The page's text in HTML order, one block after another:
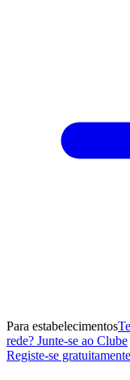
Para estabelecimentos
rede? Junte-se ao Clube
Registe-se gratuitamente